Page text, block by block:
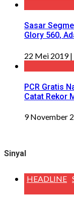
Sasar
Glory 560,
22 Mei 2019
PCR Gratis
Catat Rekor
9 November
Sinyal
HEADLINE